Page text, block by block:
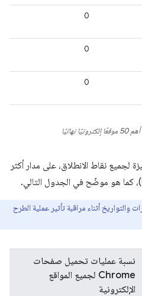
0
0
0
نهائيًا
الميزة لجميع نقاط الانطلاق، على مدار أكثر
والتواريخ أثناء مراقبة تأثير عملية الطرح
نسبة عمليات تحميل صفحات
Chrome لجميع المواقع
الإلكترونية